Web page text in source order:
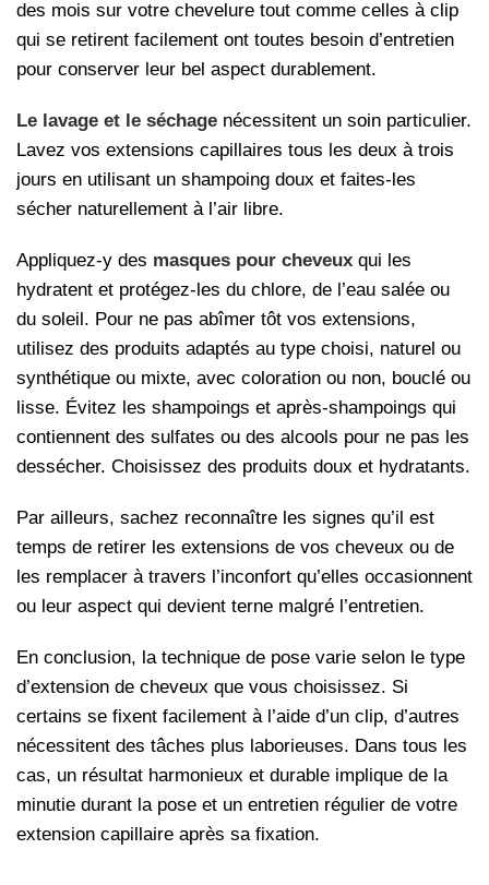
des mois sur votre chevelure tout comme celles à clip
qui se retirent facilement ont toutes besoin d’entretien
pour conserver leur bel aspect durablement.
Le lavage et le séchage nécessitent un soin particulier.
Lavez vos extensions capillaires tous les deux à trois
jours en utilisant un shampoing doux et faites-les
sécher naturellement à l’air libre.
Appliquez-y des masques pour cheveux qui les
hydratent et protégez-les du chlore, de l’eau salée ou
du soleil. Pour ne pas abîmer tôt vos extensions,
utilisez des produits adaptés au type choisi, naturel ou
synthétique ou mixte, avec coloration ou non, bouclé ou
lisse. Évitez les shampoings et après-shampoings qui
contiennent des sulfates ou des alcools pour ne pas les
dessécher. Choisissez des produits doux et hydratants.
Par ailleurs, sachez reconnaître les signes qu’il est
temps de retirer les extensions de vos cheveux ou de
les remplacer à travers l’inconfort qu’elles occasionnent
ou leur aspect qui devient terne malgré l’entretien.
En conclusion, la technique de pose varie selon le type
d’extension de cheveux que vous choisissez. Si
certains se fixent facilement à l’aide d’un clip, d’autres
nécessitent des tâches plus laborieuses. Dans tous les
cas, un résultat harmonieux et durable implique de la
minutie durant la pose et un entretien régulier de votre
extension capillaire après sa fixation.